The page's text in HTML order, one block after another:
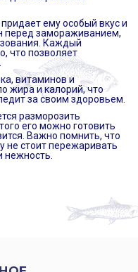
ему особый вкус и
перед замораживанием,
Каждый
что позволяет
витаминов и
жира и калорий, что
за своим здоровьем.
разморозить
его можно готовить
Важно помнить, что
не стоит пережаривать
нежность.